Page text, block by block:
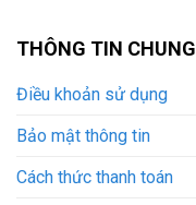
THÔNG TIN CHUNG
Điều khoản sử dụng
Bảo mật thông tin
Cách thức thanh toán